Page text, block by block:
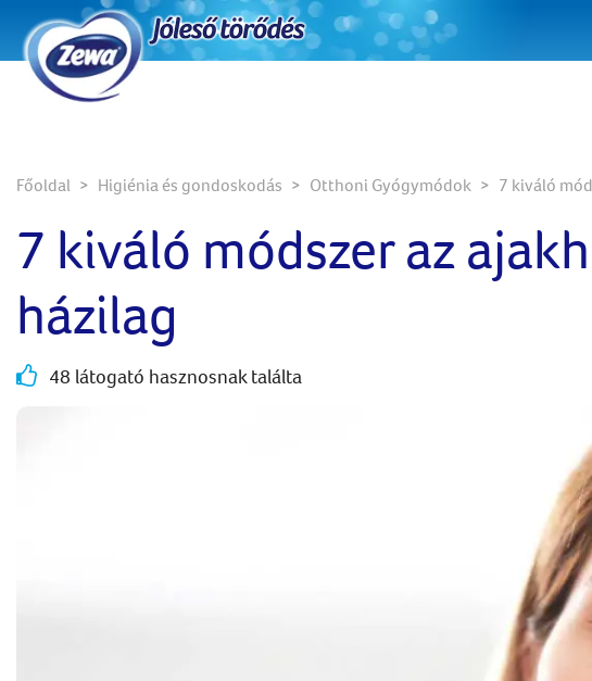
Főoldal Higiénia és gondoskodás Otthoni Gyógymódok 7 kiváló
7 kiváló módszer az
házilag
48 látogató hasznosnak találta